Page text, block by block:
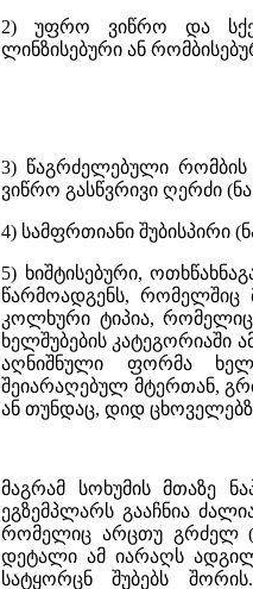
2) უფრო ვიწრო და
ლინზისებური ან
3) წაგრძელებული რომბის
ვიწრო გასწვრივი ღერძი
4) სამფრთიანი შუბისპირი
5) ხიშტისებური,
წარმოადგენს, რომელშიც
კოლხური ტიპია, რომელიც
ხელშუბების კატეგორიაში
აღნიშნული ფორმა
შეიარაღებულ მტერთან,
ან თუნდაც, დიდ
მაგრამ სოხუმის მთაზე
ეგზემპლარს გააჩნია
რომელიც არცთუ გრძელ
დეტალი ამ იარაღს
სატყორცნ შუბებს